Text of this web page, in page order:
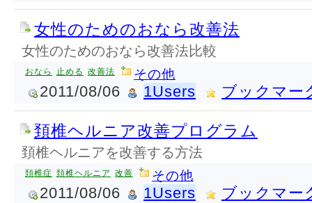
女性のためのおなら改善法
女性のためのおなら改善法比較
おなら 止める 改善法 その他
2011/08/06 1Users ブックマー
頚椎ヘルニア改善プログラム
頚椎ヘルニアを改善する方法
頚椎症 頚椎ヘルニア 改善 その他
2011/08/06 1Users ブックマー